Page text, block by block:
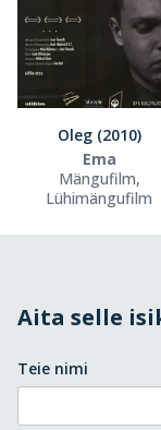
Oleg (2010)
Ema
Mängufilm,
Lühimängufilm
Aita selle
Teie nimi